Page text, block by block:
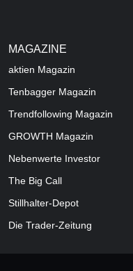
MAGAZINE
aktien Magazin
Tenbagger Magazin
Trendfollowing Magazin
GROWTH Magazin
Nebenwerte Investor
The Big Call
Stillhalter-Depot
Die Trader-Zeitung